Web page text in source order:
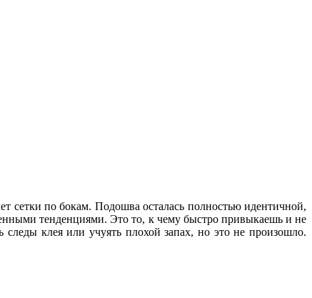
сетки по бокам. Подошва осталась полностью идентичной,
тенденциями. Это то, к чему быстро привыкаешь и не
клея или учуять плохой запах, но это не произошло.